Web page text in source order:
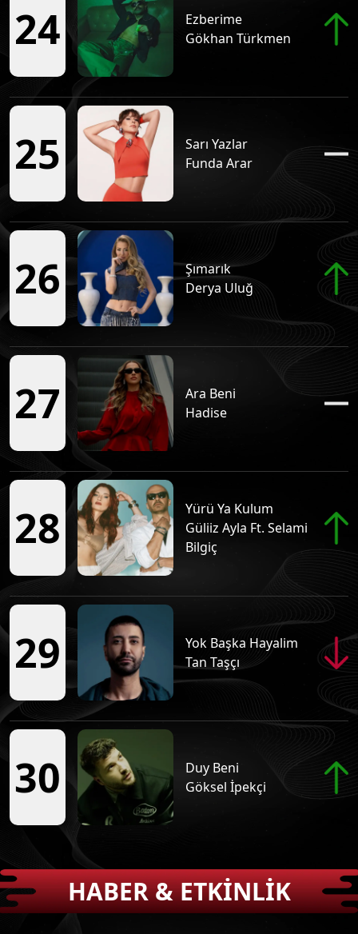
24
Ezberime
Gökhan Türkmen
25
Sarı Yazlar
Funda Arar
26
Şımarık
Derya Uluğ
27
Ara Beni
Hadise
28
Yürü Ya Kulum
Güliiz Ayla Ft. Selami
Bilgiç
29
Yok Başka Hayalim
Tan Taşçı
30
Duy Beni
Göksel İpekçi
HABER & ETKİNLİK